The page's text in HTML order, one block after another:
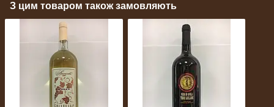
З цим товаром також замовляють